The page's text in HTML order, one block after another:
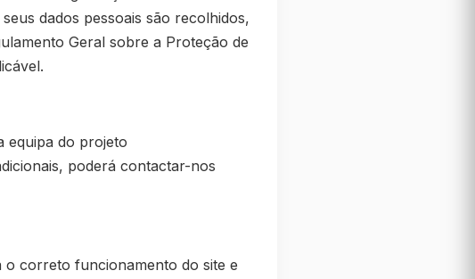
dados pessoais são recolhidos,
Geral sobre a Proteção de
equipa do projeto
poderá contactar-nos
o correto funcionamento do site e